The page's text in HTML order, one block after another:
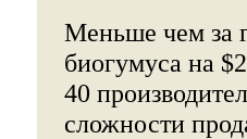
Меньше чем за
биогумуса на
40
сложности